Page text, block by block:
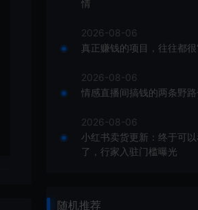
情
2026-08-06
真正赚钱的项目，往往都很
2026-08-06
情感直播间搞钱的两条野路
2026-08-06
小红书卖货更新：终于可
了，行家入驻门槛曝光
随机推荐